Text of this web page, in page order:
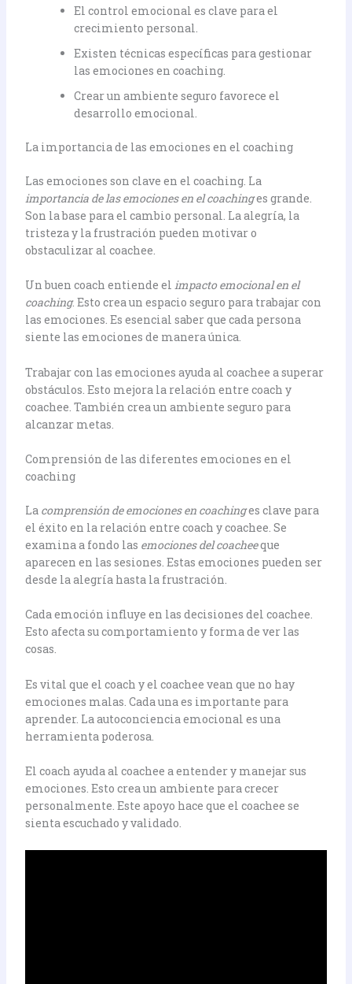
El control emocional es clave para el
crecimiento personal.
Existen técnicas específicas para gestionar
las emociones en coaching.
Crear un ambiente seguro favorece el
desarrollo emocional.
La importancia de las emociones en el coaching
Las emociones son clave en el coaching. La
importancia de las emociones en el coachinges grande.
Son la base para el cambio personal. La alegría, la
tristeza y la frustración pueden motivar o
obstaculizar al coachee.
Un buen coach entiende el impacto emocional en el
coaching. Esto crea un espacio seguro para trabajar con
las emociones. Es esencial saber que cada persona
siente las emociones de manera única.
Trabajar con las emociones ayuda al coachee a superar
obstáculos. Esto mejora la relación entre coach y
coachee. También crea un ambiente seguro para
alcanzar metas.
Comprensión de las diferentes emociones en el
coaching
La comprensión de emociones en coachinges clave para
el éxito en la relación entre coach y coachee. Se
examina a fondo las emociones del coacheeque
aparecen en las sesiones. Estas emociones pueden ser
desde la alegría hasta la frustración.
Cada emoción influye en las decisiones del coachee.
Esto afecta su comportamiento y forma de ver las
cosas.
Es vital que el coach y el coachee vean que no hay
emociones malas. Cada una es importante para
aprender. La autoconciencia emocional es una
herramienta poderosa.
El coach ayuda al coachee a entender y manejar sus
emociones. Esto crea un ambiente para crecer
personalmente. Este apoyo hace que el coachee se
sienta escuchado y validado.